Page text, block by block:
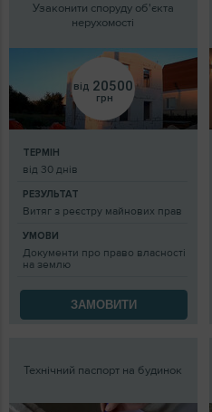
Узаконити споруду об'єкта
нерухомості
від 20500
грн
ТЕРМІН
від 30 днів
РЕЗУЛЬТАТ
Витяг з реєстру майнових прав
УМОВИ
Документи про право власності
на землю
ЗАМОВИТИ
Технічний паспорт на будинок